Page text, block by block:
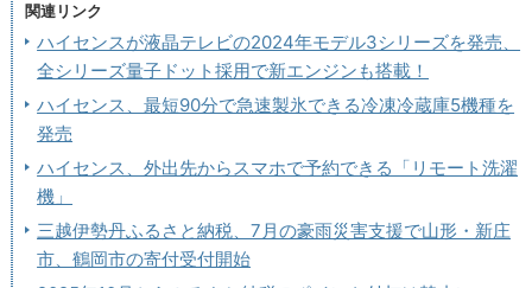
関連リンク
ハイセンスが液晶テレビの2024年モデル3シリーズを発売、
全シリーズ量子ドット採用で新エンジンも搭載！
ハイセンス、最短90分で急速製氷できる冷凍冷蔵庫5機種を
発売
ハイセンス、外出先からスマホで予約できる「リモート洗濯
機」
三越伊勢丹ふるさと納税、7月の豪雨災害支援で山形・新庄
市、鶴岡市の寄付受付開始